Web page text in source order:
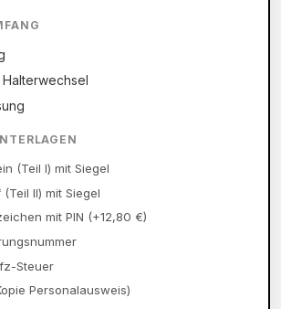
(Teil I) mit Siegel
II) mit Siegel
mit PIN (+12,80 €)
Steuer
Personalausweis)